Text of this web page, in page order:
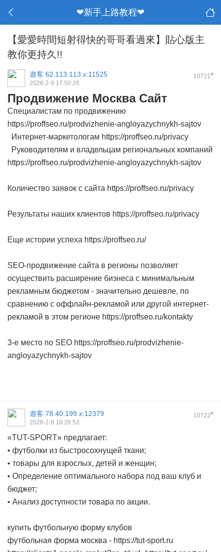
❤新手上路教程❤
【愛愛時間短射得快的哥哥看過來】貼心版主
教你更持久!!
10721#
遊客 62.113.113.x:11525
2026-2-9 17:50:28
Продвижение Москва Сайт
Специалистам по продвижению
https://proffseo.ru/prodvizhenie-angloyazychnykh-sajtov
Интернет-маркетологам https://proffseo.ru/privacy
Руководителям и владельцам региональных компаний
https://proffseo.ru/prodvizhenie-angloyazychnykh-sajtov
Количество заявок с сайта https://proffseo.ru/privacy
Результаты наших клиентов https://proffseo.ru/privacy
Еще истории успеха https://proffseo.ru/
SEO-продвижение сайта в регионы позволяет
осуществить расширение бизнеса с минимальным
рекламным бюджетом - значительно дешевле, по
сравнению с оффлайн-рекламой или другой интернет-
рекламой в этом регионе https://proffseo.ru/kontakty
3-е место по SEO https://proffseo.ru/prodvizhenie-
angloyazychnykh-sajtov
10722#
遊客 78.40.199.x:12379
2026-2-9 18:26:53
«TUT-SPORT» предлагает:
• футболки из быстросохнущей ткани;
• товары для взрослых, детей и женщин;
• Определение оптимального набора под ваш клуб и
бюджет;
• Анализ доступности товара по акции.
купить футбольную форму клубов
футбольная форма москва - https://tut-sport.ru